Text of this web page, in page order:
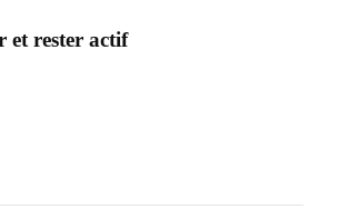
et rester actif